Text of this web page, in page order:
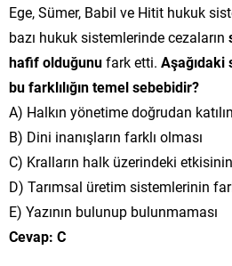
Ege, Sümer, Babil ve Hitit hukuk
bazı hukuk sistemlerinde cezaların
hafif olduğunufark etti. Aşağıdaki
bu farklılığın temel sebebidir?
A) Halkın yönetime doğrudan
B) Dini inanışların farklı olması
C) Kralların halk üzerindeki
D) Tarımsal üretim sistemlerinin
E) Yazının bulunup bulunmaması
Cevap: C